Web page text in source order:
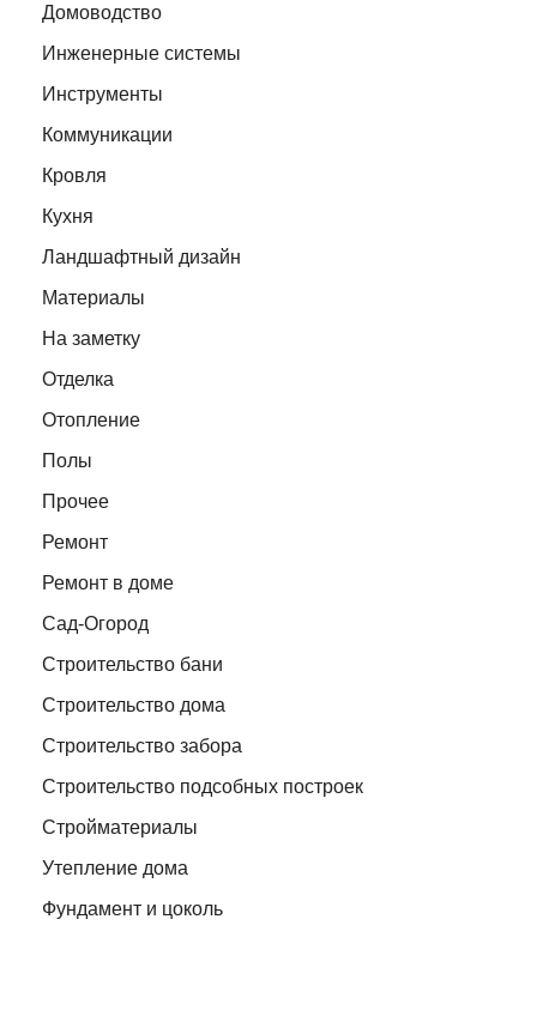
Домоводство
Инженерные системы
Инструменты
Коммуникации
Кровля
Кухня
Ландшафтный дизайн
Материалы
На заметку
Отделка
Отопление
Полы
Прочее
Ремонт
Ремонт в доме
Сад-Огород
Строительство бани
Строительство дома
Строительство забора
Строительство подсобных построек
Стройматериалы
Утепление дома
Фундамент и цоколь